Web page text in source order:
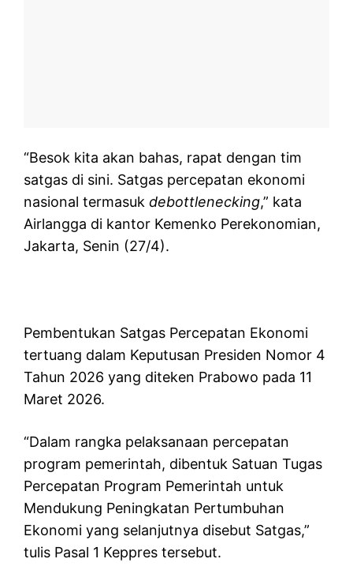
“Besok kita akan bahas, rapat dengan tim
satgas di sini. Satgas percepatan ekonomi
nasional termasuk debottlenecking,” kata
Airlangga di kantor Kemenko Perekonomian,
Jakarta, Senin (27/4).
Pembentukan Satgas Percepatan Ekonomi
tertuang dalam Keputusan Presiden Nomor 4
Tahun 2026 yang diteken Prabowo pada 11
Maret 2026.
“Dalam rangka pelaksanaan percepatan
program pemerintah, dibentuk Satuan Tugas
Percepatan Program Pemerintah untuk
Mendukung Peningkatan Pertumbuhan
Ekonomi yang selanjutnya disebut Satgas,”
tulis Pasal 1 Keppres tersebut.